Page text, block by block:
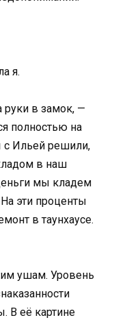
я.
в замок, —
полностью на
с Ильей решили,
в наш
мы кладем
эти проценты
в таунхаусе.
ушам. Уровень
В её картине